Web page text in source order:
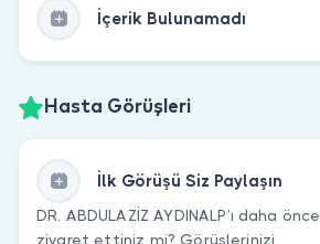
İçerik Bulunamadı
Hasta Görüşleri
İlk Görüşü Siz Paylaşın
DR. ABDULAZİZ AYDINALP’ı daha önce
ziyaret ettiniz mi? Görüşlerinizi